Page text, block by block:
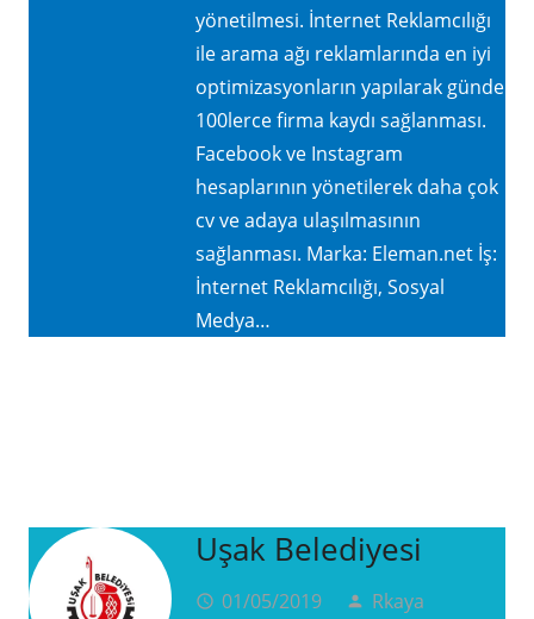
yönetilmesi. İnternet Reklamcılığı
ile arama ağı reklamlarında en iyi
optimizasyonların yapılarak günde
100lerce firma kaydı sağlanması.
Facebook ve Instagram
hesaplarının yönetilerek daha çok
cv ve adaya ulaşılmasının
sağlanması. Marka: Eleman.net İş:
İnternet Reklamcılığı, Sosyal
Medya…
Uşak Belediyesi
access_time 01/05/2019 person Rkaya